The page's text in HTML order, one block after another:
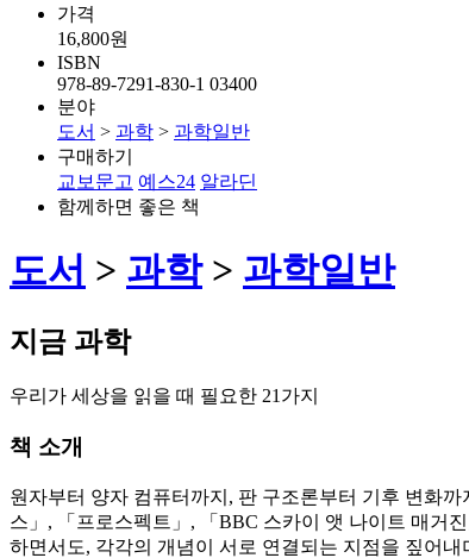
가격
16,800원
ISBN
978-89-7291-830-1 03400
분야
도서 > 과학 > 과학일반
구매하기
교보문고 예스24 알라딘
함께하면 좋은 책
도서 > 과학> 과학일반
지금 과학
우리가 세상을 읽을 때 필요한 21가지
책 소개
원자부터 양자 컴퓨터까지, 판 구조론부터 기후 변화
스」, 「프로스펙트」, 「BBC 스카이 앳 나이트 매거
하면서도, 각각의 개념이 서로 연결되는 지점을 짚어